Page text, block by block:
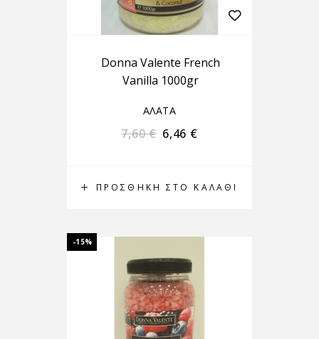
ΠΡΟΣΘΉΚΗ ΣΤΟ ΚΑΛΆΘΙ
Donna Valente French
Vanilla 1000gr
ΑΛΑΤΑ
7,60€ 6,46 €
-15%